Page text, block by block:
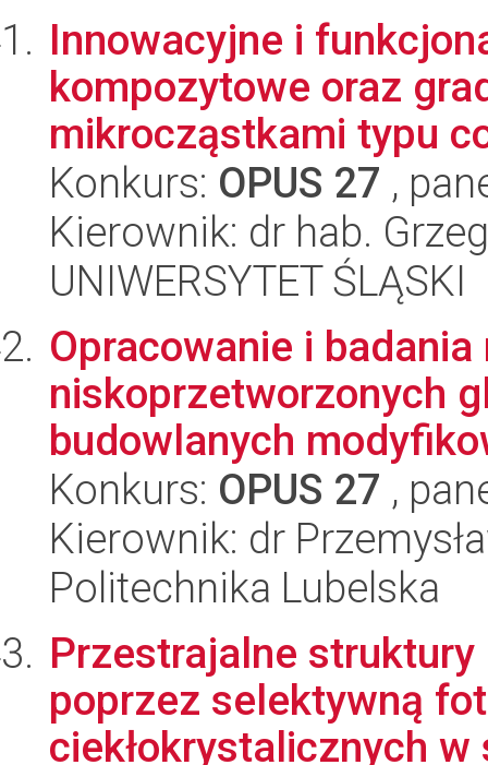
Innowacyjne i
kompozytowe oraz
mikrocząstkami typu
Konkurs: OPUS 27 ,
Kierownik: dr hab.
UNIWERSYTET ŚLĄSKI
Opracowanie i
niskoprzetworzonych
budowlanych
Konkurs: OPUS 27 ,
Kierownik: dr
Politechnika Lubelska
Przestrajalne
poprzez selektywną
ciekłokrystalicznych w